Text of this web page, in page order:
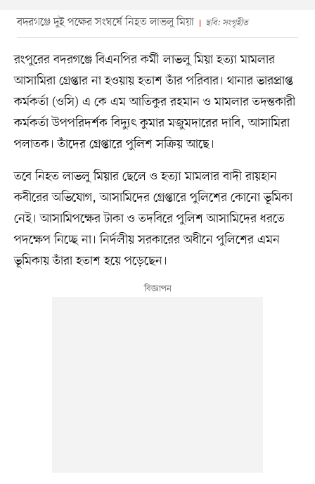
বদরগঞ্জে দুই পক্ষের সংঘর্ষে নিহত লাভলু মিয়া ছবি: সংগৃহীত
রংপুরের বদরগঞ্জে বিএনপির কর্মী লাভলু মিয়া হত্যা মামলার
আসামিরা গ্রেপ্তার না হওয়ায় হতাশ তাঁর পরিবার। থানার ভারপ্রাপ্ত
কর্মকর্তা (ওসি) এ কে এম আতিকুর রহমান ও মামলার তদন্তকারী
কর্মকর্তা উপপরিদর্শক বিদ্যুৎ কুমার মজুমদারের দাবি, আসামিরা
পলাতক। তাঁদের গ্রেপ্তারে পুলিশ সক্রিয় আছে।
তবে নিহত লাভলু মিয়ার ছেলে ও হত্যা মামলার বাদী রায়হান
কবীরের অভিযোগ, আসামিদের গ্রেপ্তারে পুলিশের কোনো ভূমিকা
নেই। আসামিপক্ষের টাকা ও তদবিরে পুলিশ আসামিদের ধরতে
পদক্ষেপ নিচ্ছে না। নির্দলীয় সরকারের অধীনে পুলিশের এমন
ভূমিকায় তাঁরা হতাশ হয়ে পড়েছেন।